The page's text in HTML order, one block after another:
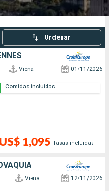
Compañías
Buscar
Ordenar
Viena 01/11/2026
US$ 1,095 Tasas incluidas
Comidas incluidas
Viena 12/11/2026